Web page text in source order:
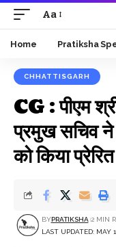
Font
Resizer
Aa
Home Pratiksha
CHHATTISGARH
CG : पीएम
प्रमुख सचिव ने
को किया प्रेरित
LAST UPDATED: MAY
BYPRATIKSHA 2 MIN